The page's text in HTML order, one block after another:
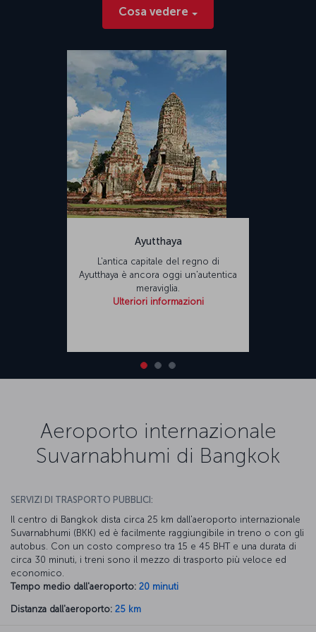
Cosa vedere
Ayutthaya
L'antica capitale del regno di
Ayutthaya è ancora oggi un'autentica
meraviglia.
Ulteriori informazioni
Aeroporto internazionale
Suvarnabhumi di Bangkok
SERVIZI DI TRASPORTO PUBBLICI:
Il centro di Bangkok dista circa 25 km dall'aeroporto internazionale
Suvarnabhumi (BKK) ed è facilmente raggiungibile in treno o con gli
autobus. Con un costo compreso tra 15 e 45 BHT e una durata di
circa 30 minuti, i treni sono il mezzo di trasporto più veloce ed
economico.
Tempo medio dall'aeroporto: 20 minuti
Distanza dall'aeroporto: 25 km